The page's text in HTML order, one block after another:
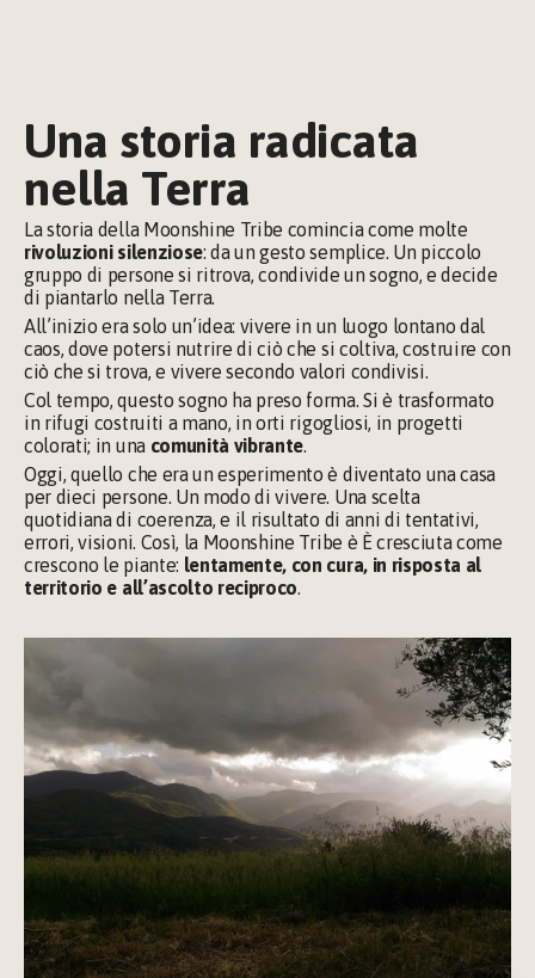
Una storia radicata
nella Terra
La storia della Moonshine Tribe comincia come molte
rivoluzioni silenziose: da un gesto semplice. Un piccolo
gruppo di persone si ritrova, condivide un sogno, e decide
di piantarlo nella Terra.
All’inizio era solo un’idea: vivere in un luogo lontano dal
caos, dove potersi nutrire di ciò che si coltiva, costruire con
ciò che si trova, e vivere secondo valori condivisi.
Col tempo, questo sogno ha preso forma. Si è trasformato
in rifugi costruiti a mano, in orti rigogliosi, in progetti
colorati; in una comunità vibrante.
Oggi, quello che era un esperimento è diventato una casa
per dieci persone. Un modo di vivere. Una scelta
quotidiana di coerenza, e il risultato di anni di tentativi,
errori, visioni. Così, la Moonshine Tribe è È cresciuta come
crescono le piante: lentamente, con cura, in risposta al
territorio e all’ascolto reciproco.